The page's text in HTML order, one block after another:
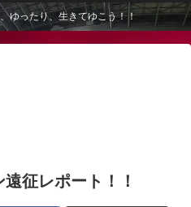
ゆったり、生きてゆこう！！
征レポート！！